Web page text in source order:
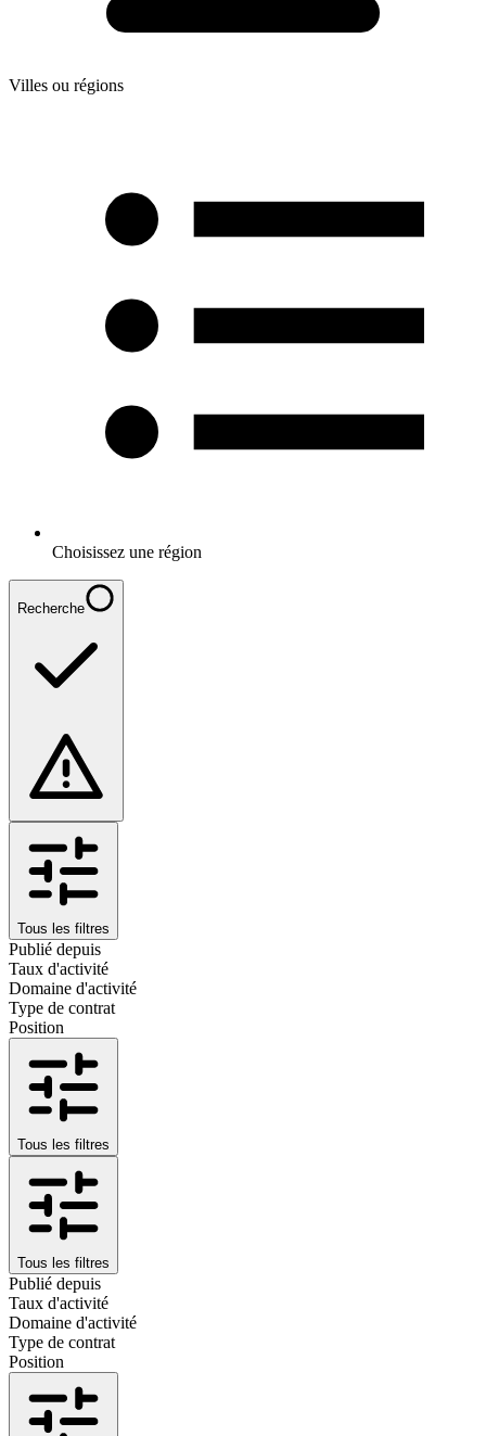
Villes ou régions
Choisissez une région
Recherche
Tous les filtres
Publié depuis
Taux d'activité
Domaine d'activité
Type de contrat
Position
Tous les filtres
Tous les filtres
Publié depuis
Taux d'activité
Domaine d'activité
Type de contrat
Position